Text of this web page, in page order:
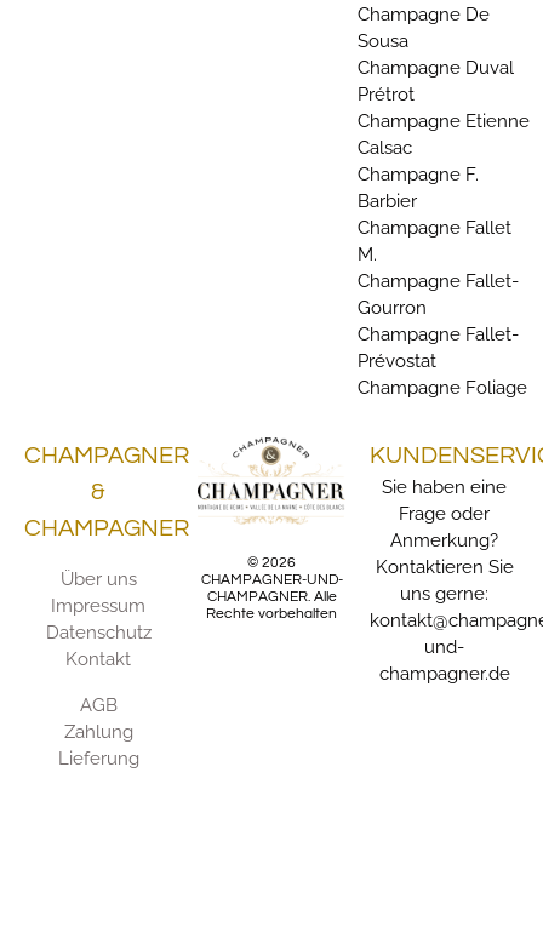
Champagne De
Sousa
Champagne Duval
Prétrot
Champagne Etienne
Calsac
Champagne F.
Barbier
Champagne Fallet
M.
Champagne Fallet-
Gourron
Champagne Fallet-
Prévostat
Champagne Foliage
CHAMPAGNER
&
CHAMPAGNER
Über uns
Impressum
Datenschutz
Kontakt
AGB
Zahlung
Lieferung
© 2026
CHAMPAGNER-UND-
CHAMPAGNER. Alle
Rechte vorbehalten
Sie haben eine
Frage oder
Anmerkung?
Kontaktieren Sie
uns gerne:
und-
champagner.de